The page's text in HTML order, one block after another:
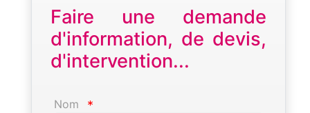
Faire une demande
d'information, de devis,
d'intervention...
Nom *